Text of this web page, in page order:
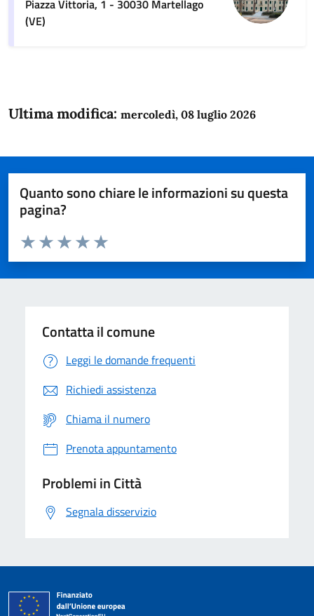
Piazza Vittoria, 1 - 30030 Martellago
(VE)
Ultima modifica: mercoledì, 08 luglio 2026
Quanto sono chiare le informazioni su questa
pagina?
Domanda
Valuta da 1 a 5 stelle la pagina
Valuta 5 stelle su 5
Valuta 4 stelle su 5
Valuta 3 stelle su 5
Valuta 2 stelle su 5
Valuta 1 stelle su 5
Contatta il comune
Leggi le domande frequenti
Richiedi assistenza
Chiama il numero
Prenota appuntamento
Problemi in Città
Segnala disservizio